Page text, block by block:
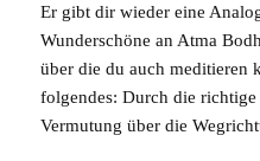
Er gibt dir wieder eine
Wunderschöne an Atma
über die du auch meditieren
folgendes: Durch die
Vermutung über die